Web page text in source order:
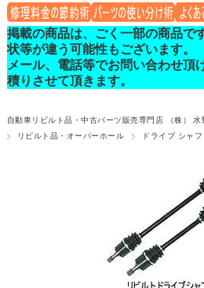
掲載の商品は、ごく一部の商品で
状等が違う可能性もございます。
メール、電話等でお問い合わせ頂
積りさせて頂きます。
自動車リビルト品・中古パーツ販売専門店 （株） 水
リビルト品・オーバーホール
ドライブ シャ